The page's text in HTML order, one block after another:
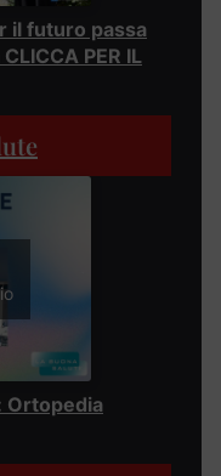
il futuro passa
PER IL
Ortopedia